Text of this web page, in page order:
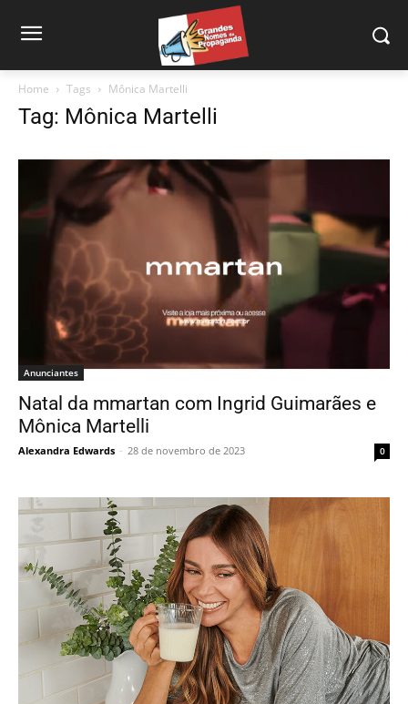
Home Tags Mônica Martelli
Tag: Mônica Martelli
Anunciantes
Natal da mmartan com Ingrid Guimarães e
Mônica Martelli
Alexandra Edwards - 28 de novembro de 2023 0